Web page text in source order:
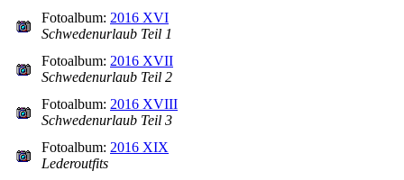
Fotoalbum: 2016 XVI
Schwedenurlaub Teil 1
Fotoalbum: 2016 XVII
Schwedenurlaub Teil 2
Fotoalbum: 2016 XVIII
Schwedenurlaub Teil 3
Fotoalbum: 2016 XIX
Lederoutfits